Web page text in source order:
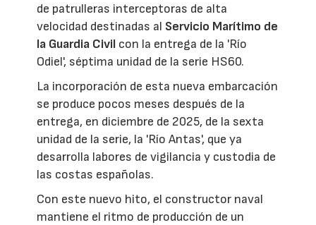
de patrulleras interceptoras de alta
velocidad destinadas al Servicio Marítimo de
la Guardia Civil con la entrega de la 'Río
Odiel', séptima unidad de la serie HS60.
La incorporación de esta nueva embarcación
se produce pocos meses después de la
entrega, en diciembre de 2025, de la sexta
unidad de la serie, la 'Río Antas', que ya
desarrolla labores de vigilancia y custodia de
las costas españolas.
Con este nuevo hito, el constructor naval
mantiene el ritmo de producción de un